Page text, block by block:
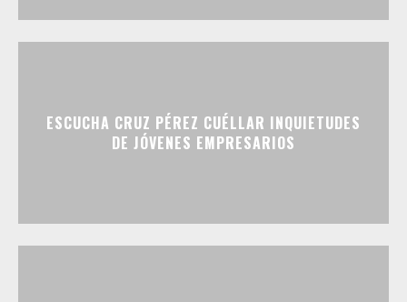
ESCUCHA CRUZ PÉREZ CUÉLLAR INQUIETUDES
DE JÓVENES EMPRESARIOS